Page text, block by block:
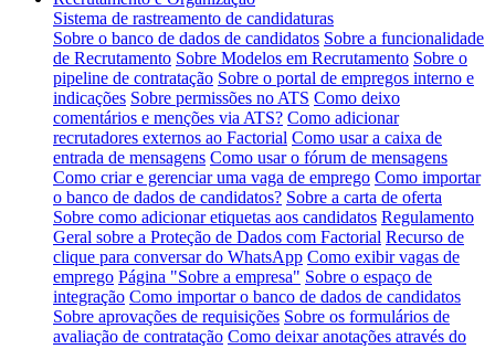
Sistema de rastreamento de candidaturas
Sobre o banco de dados de candidatos Sobre a funcionalidade
de Recrutamento Sobre Modelos em Recrutamento Sobre o
pipeline de contratação Sobre o portal de empregos interno e
indicações Sobre permissões no ATS Como deixo
comentários e menções via ATS? Como adicionar
recrutadores externos ao Factorial Como usar a caixa de
entrada de mensagens Como usar o fórum de mensagens
Como criar e gerenciar uma vaga de emprego Como importar
o banco de dados de candidatos? Sobre a carta de oferta
Sobre como adicionar etiquetas aos candidatos Regulamento
Geral sobre a Proteção de Dados com Factorial Recurso de
clique para conversar do WhatsApp Como exibir vagas de
emprego Página "Sobre a empresa" Sobre o espaço de
integração Como importar o banco de dados de candidatos
Sobre aprovações de requisições Sobre os formulários de
avaliação de contratação Como deixar anotações através do